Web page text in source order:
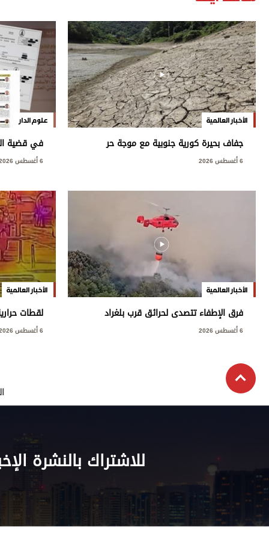
الأخبار العالمية
جفاف بحيرة كورية جنوبية مع موجة حر
قياسية
6 أغسطس 2026
علوم الدار
في قضية
العامة:
بسيادة الدولة 6 أغسطس 2026
الأخبار العالمية
فرق الإطفاء تتصدى لحرائق قرب بلغراد
6 أغسطس 2026
الأخبار العالمية
لقطات
6 أغسطس 2026
للاشتراك بالنشرة